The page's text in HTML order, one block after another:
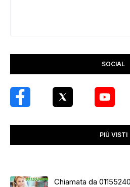
SOCIAL
PIÙ VISTI
Chiamata da